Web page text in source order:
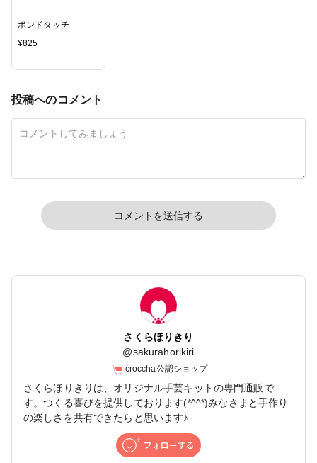
ボンドタッチ
¥825
投稿へのコメント
コメントを送信する
さくらほりきり
@sakurahorikiri
croccha公認ショップ
さくらほりきりは、オリジナル手芸キットの専門通販で
す。つくる喜びを提供しております(*^^*)みなさまと手作り
の楽しさを共有できたらと思います♪